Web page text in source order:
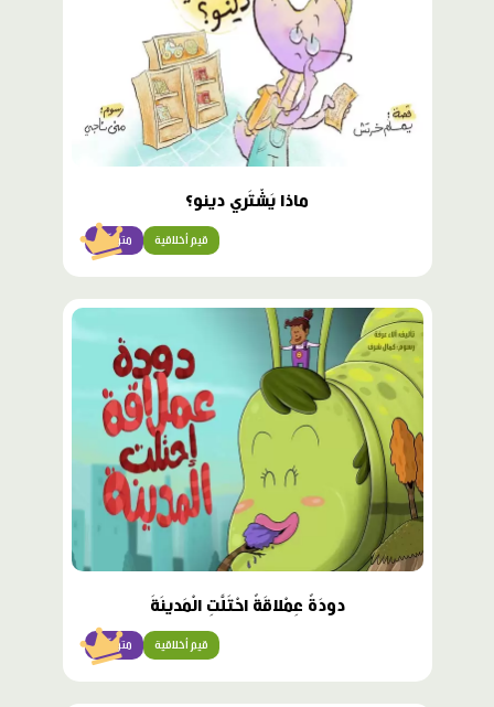
ماذا يَشْتَري دينو؟
متوسّط قيم أخلاقية
محتوى
مميّز
دودَةٌ عِمْلاقَةٌ احْتَلَّتِ الْمَدينَةَ
متوسّط قيم أخلاقية